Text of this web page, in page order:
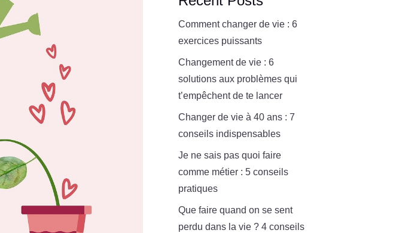
Comment changer de vie : 6
exercices puissants
Changement de vie : 6
solutions aux problèmes qui
t’empêchent de te lancer
Changer de vie à 40 ans : 7
conseils indispensables
Je ne sais pas quoi faire
comme métier : 5 conseils
pratiques
Que faire quand on se sent
perdu dans la vie ? 4 conseils